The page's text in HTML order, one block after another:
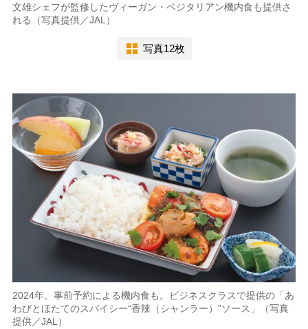
文雄シェフが監修したヴィーガン・ベジタリアン機内食も提供さ
れる（写真提供／JAL）
写真12枚
2024年。事前予約による機内食も。ビジネスクラスで提供の「あ
わびとほたてのスパイシー“香辣（シャンラー）”ソース」（写真
提供／JAL）